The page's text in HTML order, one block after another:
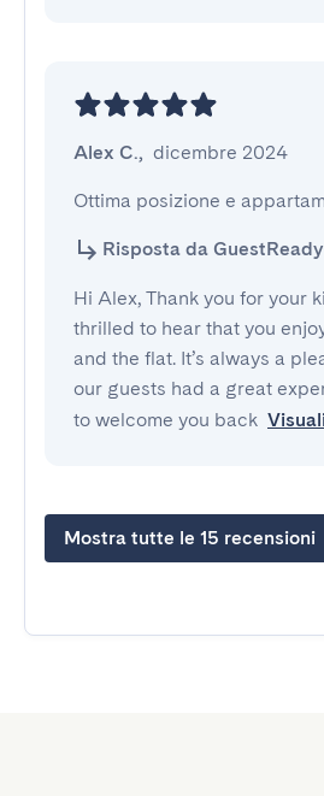
Alex C., dicembre 2024
Ottima posizione e
Risposta da GuestReady
Hi Alex, Thank you for your
thrilled to hear that you
and the flat. It’s always a
our guests had a great
to welcome you back
Mostra tutte le 15 recensioni